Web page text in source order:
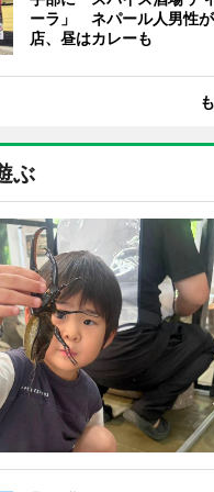
ーラ」 ネパール人男性
店、昼はカレーも
ぶ